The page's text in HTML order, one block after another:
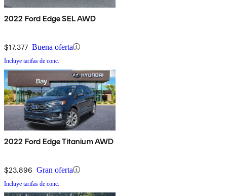
2022 Ford Edge SEL AWD
$17,377 Buena oferta
Incluye tarifas de conc.
2022 Ford Edge Titanium AWD
$23,896 Gran oferta
Incluye tarifas de conc.